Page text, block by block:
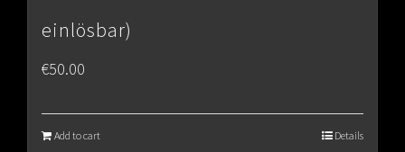
einlösbar)
€50.00
Add to cart Details